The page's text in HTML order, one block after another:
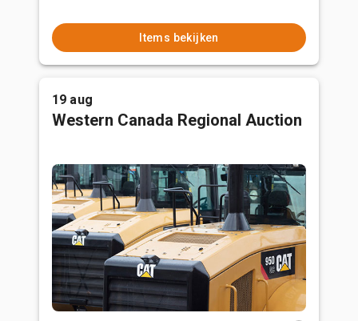
Items bekijken
19 aug
Western Canada Regional Auction